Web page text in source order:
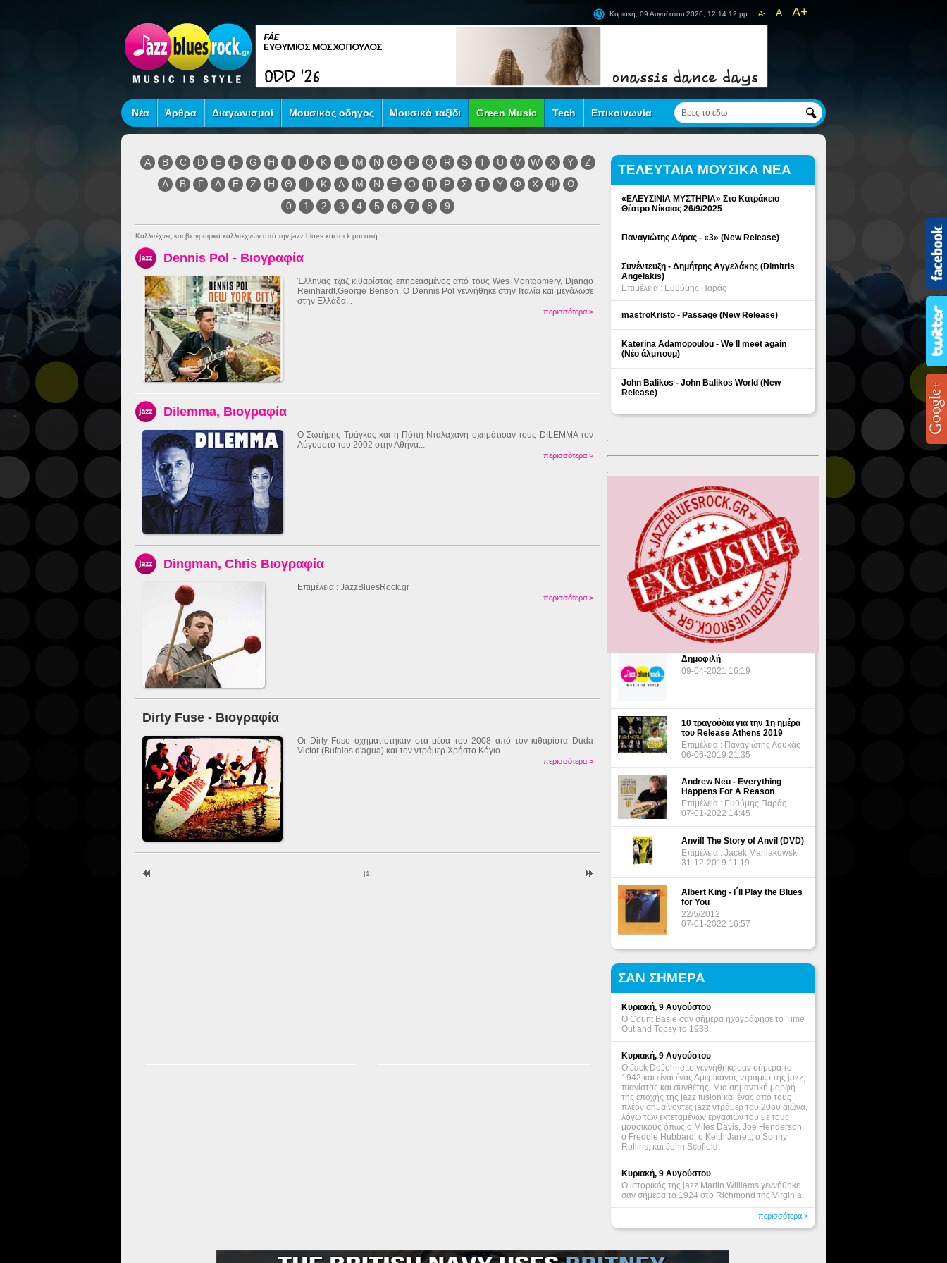
A- A A+
Κυριακή, 09 Αυγούστου 2026, 12:14:12 μμ
Νέα Άρθρα Διαγωνισμοί Μουσικός οδηγός Μουσικό ταξίδι Green Music Tech Επικοινωνία
A B C D E F G H I J K L M N O P Q R S T U V W X Y
Z
Α
Β Γ Δ Ε Ζ Η Θ Ι Κ Λ Μ Ν Ξ Ο Π Ρ Σ Τ Υ Φ Χ Ψ
Ω
0
1 2 3 4 5 6 7 8 9
Καλλιτέχνες και βιογραφικά καλλιτεχνών από την jazz blues και rock μουσική.
Dennis Pol - Βιογραφία
Έλληνας τζαζ κιθαρίστας επηρεασμένος από τους Wes Montgomery, Django
Reinhardt,George Benson. Ο Dennis Pol γεννήθηκε στην Ιταλία και μεγάλωσε
στην Ελλάδα...
περισσότερα >
Dilemma, Βιογραφία
O Σωτήρης Τράγκας και η Πόπη Νταλαχάνη σχημάτισαν τους DILEMMA τον
Αύγουστο του 2002 στην Αθήνα...
περισσότερα >
Dingman, Chris Βιογραφία
Επιμέλεια : JazzBluesRock.gr
περισσότερα >
Dirty Fuse - Βιογραφία
Οι Dirty Fuse σχηματίστηκαν στα μέσα του 2008 από τον κιθαρίστα Duda
Victor (Bufalos d'agua) και τον ντράμερ Χρήστο Κόγιο...
περισσότερα >
|1 |
ΤΕΛΕΥΤΑΙΑ ΜΟΥΣΙΚΑ ΝΕΑ
«ΕΛΕΥΣΙΝΙΑ ΜΥΣΤΗΡΙΑ» Στο Κατράκειο
Θέατρο Νίκαιας 26/9/2025
Παναγιώτης Δάρας - «3» (New Release)
Συνέντευξη - Δημήτρης Αγγελάκης (Dimitris
Angelakis)
Επιμέλεια : Ευθύμης Παράς
mastroKristo - Passage (New Release)
Katerina Adamopoulou - We ll meet again
(Νέο άλμπουμ)
John Balikos - John Balikos World (New
Release)
ΔΗΜΟΦΙΛΗ ΘΕΜΑΤΑ
Δημοφιλή
09-04-2021 16:19
10 τραγούδια για την 1η ημέρα
του Release Athens 2019
Επιμέλεια : Παναγιώτης Λουκάς
06-06-2019 21:35
Andrew Neu - Everything
Happens For A Reason
Επιμέλεια : Ευθύμης Παράς
07-01-2022 14:45
Anvil! The Story of Anvil (DVD)
Επιμέλεια : Jacek Maniakowski
31-12-2019 11:19
Albert King - I΄ll Play the Blues
for You
22/5/2012
07-01-2022 16:57
ΣΑΝ ΣΗΜΕΡΑ
Κυριακή, 9 Αυγούστου
Ο Count Basie σαν σήμερα ηχογράφησε το Time
Out and Topsy το 1938.
Κυριακή, 9 Αυγούστου
Ο Jack DeJohnette γεννήθηκε σαν σήμερα το
1942 και είναι ένας Αμερικανός ντράμερ της jazz,
πιανίστας και συνθέτης. Μια σημαντική μορφή
της εποχής της jazz fusion και ένας από τους
πλέον σημαίνοντες jazz ντράμερ του 20ου αιώνα,
λόγω των εκτεταμένων εργασιών του με τους
μουσικούς όπως ο Miles Davis, Joe Henderson,
ο Freddie Hubbard, ο Keith Jarrett, o Sonny
Rollins, και John Scofield.
Κυριακή, 9 Αυγούστου
Ο ιστορικός της jazz Martin Williams γεννήθηκε
σαν σήμερα το 1924 στο Richmond της Virginia.
περισσότερα >